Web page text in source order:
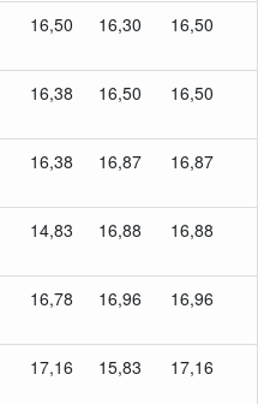
16,50 16,30 16,50
16,38 16,50 16,50
16,38 16,87 16,87
14,83 16,88 16,88
16,78 16,96 16,96
17,16 15,83 17,16